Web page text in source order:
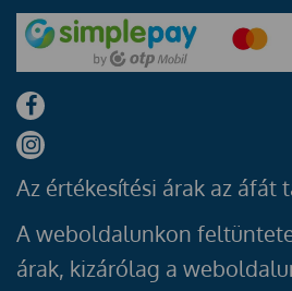
Az értékesítési árak az áfát
A weboldalunkon
árak, kizárólag a